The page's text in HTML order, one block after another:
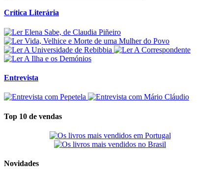
Crítica Literária
Entrevista
Top 10 de vendas
Novidades